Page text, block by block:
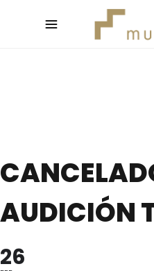
AUDICIÓN
26